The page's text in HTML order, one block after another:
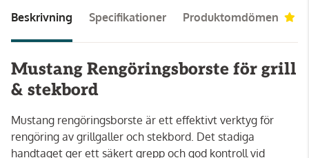
Beskrivning Specifikationer Produktomdömen
Mustang Rengöringsborste för grill
& stekbord
Mustang rengöringsborste är ett effektivt verktyg för
rengöring av grillgaller och stekbord. Det stadiga
handtaget ger ett säkert grepp och god kontroll vid